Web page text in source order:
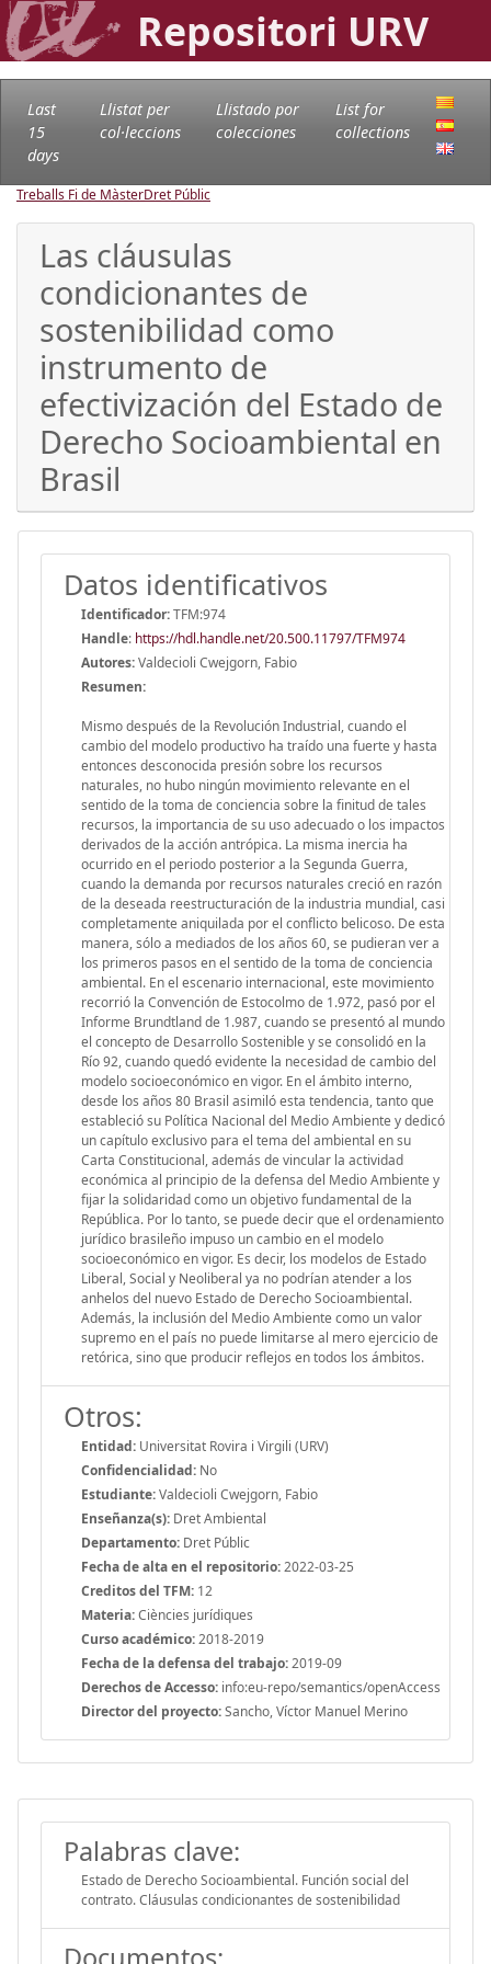
Repositori URV
Last
15
days
Llistat per
col·leccions
Llistado por
colecciones
List for
collections
Treballs Fi de MàsterDret Públic
Las cláusulas
condicionantes de
sostenibilidad como
instrumento de
efectivización del Estado de
Derecho Socioambiental en
Brasil
Datos identificativos
Identificador:TFM:974
Handle: https://hdl.handle.net/20.500.11797/TFM974
Autores:Valdecioli Cwejgorn, Fabio
Resumen:
Mismo después de la Revolución Industrial, cuando el
cambio del modelo productivo ha traído una fuerte y hasta
entonces desconocida presión sobre los recursos
naturales, no hubo ningún movimiento relevante en el
sentido de la toma de conciencia sobre la finitud de tales
recursos, la importancia de su uso adecuado o los impactos
derivados de la acción antrópica. La misma inercia ha
ocurrido en el periodo posterior a la Segunda Guerra,
cuando la demanda por recursos naturales creció en razón
de la deseada reestructuración de la industria mundial, casi
completamente aniquilada por el conflicto belicoso. De esta
manera, sólo a mediados de los años 60, se pudieran ver a
los primeros pasos en el sentido de la toma de conciencia
ambiental. En el escenario internacional, este movimiento
recorrió la Convención de Estocolmo de 1.972, pasó por el
Informe Brundtland de 1.987, cuando se presentó al mundo
el concepto de Desarrollo Sostenible y se consolidó en la
Río 92, cuando quedó evidente la necesidad de cambio del
modelo socioeconómico en vigor. En el ámbito interno,
desde los años 80 Brasil asimiló esta tendencia, tanto que
estableció su Política Nacional del Medio Ambiente y dedicó
un capítulo exclusivo para el tema del ambiental en su
Carta Constitucional, además de vincular la actividad
económica al principio de la defensa del Medio Ambiente y
fijar la solidaridad como un objetivo fundamental de la
República. Por lo tanto, se puede decir que el ordenamiento
jurídico brasileño impuso un cambio en el modelo
socioeconómico en vigor. Es decir, los modelos de Estado
Liberal, Social y Neoliberal ya no podrían atender a los
anhelos del nuevo Estado de Derecho Socioambiental.
Además, la inclusión del Medio Ambiente como un valor
supremo en el país no puede limitarse al mero ejercicio de
retórica, sino que producir reflejos en todos los ámbitos.
Otros:
Entidad: Universitat Rovira i Virgili (URV)
Confidencialidad: No
Estudiante:Valdecioli Cwejgorn, Fabio
Enseñanza(s): Dret Ambiental
Departamento: Dret Públic
Fecha de alta en el repositorio:2022-03-25
Creditos del TFM: 12
Materia:Ciències jurídiques
Curso académico:2018-2019
Fecha de la defensa del trabajo:2019-09
Derechos de Accesso: info:eu-repo/semantics/openAccess
Director del proyecto:Sancho, Víctor Manuel Merino
Palabras clave:
Estado de Derecho Socioambiental. Función social del
contrato. Cláusulas condicionantes de sostenibilidad